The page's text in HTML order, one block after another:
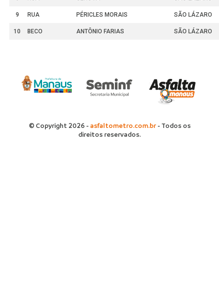
9 RUA PÉRICLES MORAIS SÃO LÁZARO
10 BECO ANTÔNIO FARIAS SÃO LÁZARO
© Copyright 2026 - asfaltometro.com.br- Todos os
direitos reservados.